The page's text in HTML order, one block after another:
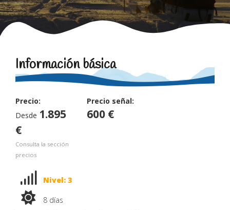
Información básica
Precio:
Desde 1.895
€
Consulta la sección
precios
Precio señal:
600 €
Nivel
Nivel: 3
Número de días
8 días